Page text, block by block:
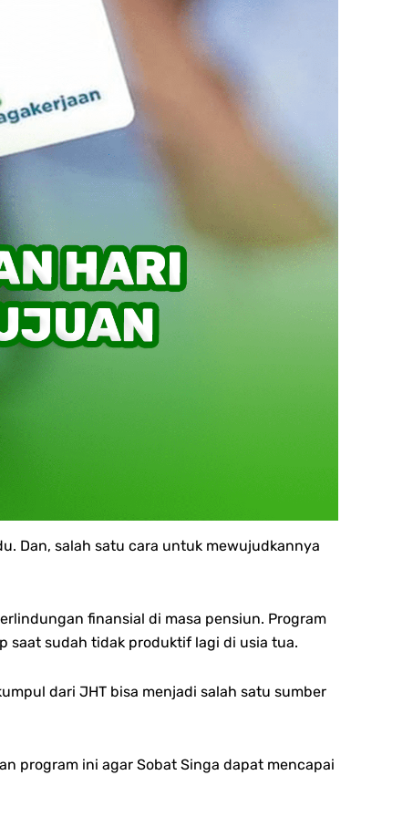
Dan, salah satu cara untuk mewujudkannya
finansial di masa pensiun. Program
saat sudah tidak produktif lagi di usia tua.
dari JHT bisa menjadi salah satu sumber
program ini agar Sobat Singa dapat mencapai